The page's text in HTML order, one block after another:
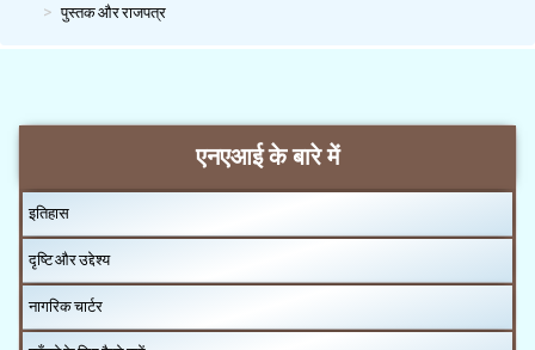
पुस्तक और राजपत्र
एनएआई के बारे में
इतिहास
दृष्टि और उद्देश्य
नागरिक चार्टर